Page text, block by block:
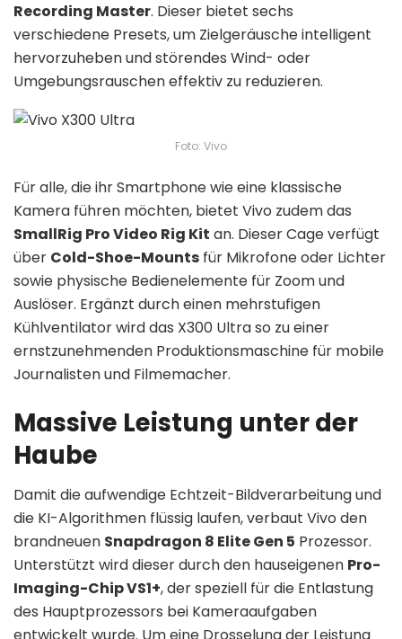
Recording Master. Dieser bietet sechs
verschiedene Presets, um Zielgeräusche intelligent
hervorzuheben und störendes Wind- oder
Umgebungsrauschen effektiv zu reduzieren.
Foto: Vivo
Für alle, die ihr Smartphone wie eine klassische
Kamera führen möchten, bietet Vivo zudem das
SmallRig Pro Video Rig Kit an. Dieser Cage verfügt
über Cold-Shoe-Mounts für Mikrofone oder Lichter
sowie physische Bedienelemente für Zoom und
Auslöser. Ergänzt durch einen mehrstufigen
Kühlventilator wird das X300 Ultra so zu einer
ernstzunehmenden Produktionsmaschine für mobile
Journalisten und Filmemacher.
Massive Leistung unter der
Haube
Damit die aufwendige Echtzeit-Bildverarbeitung und
die KI-Algorithmen flüssig laufen, verbaut Vivo den
brandneuen Snapdragon 8 Elite Gen 5 Prozessor.
Unterstützt wird dieser durch den hauseigenen Pro-
Imaging-Chip VS1+, der speziell für die Entlastung
des Hauptprozessors bei Kameraaufgaben